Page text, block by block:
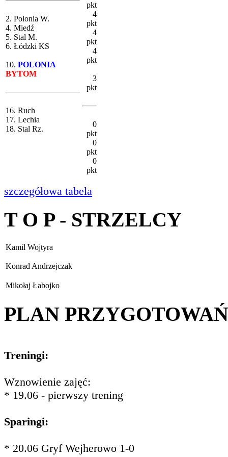
2. Polonia W.
4. Miedź
5. Stal M.
6. Łódzki KS
10. POLONIA
BYTOM
16. Ruch
17. Lechia
18. Stal Rz.
pkt
4
pkt
4
pkt
4
pkt
3
pkt
0
pkt
0
pkt
0
pkt
szczegółowa tabela
T O P - STRZELCY
Kamil Wojtyra
Konrad Andrzejczak
Mikołaj Łabojko
PLAN PRZYGOTOWAŃ
Treningi:
Wznowienie zajęć:
* 19.06 - pierwszy trening
Sparingi:
* 20.06 Gryf Wejherowo 1-0